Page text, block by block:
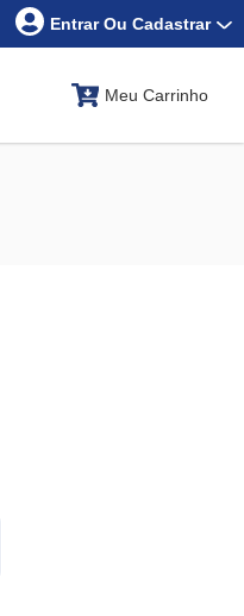
Entrar Ou Cadastrar
Meu Carrinho